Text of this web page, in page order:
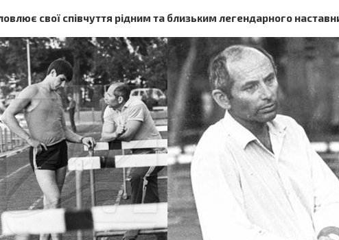
свої співчуття рідним та близьким легендарного